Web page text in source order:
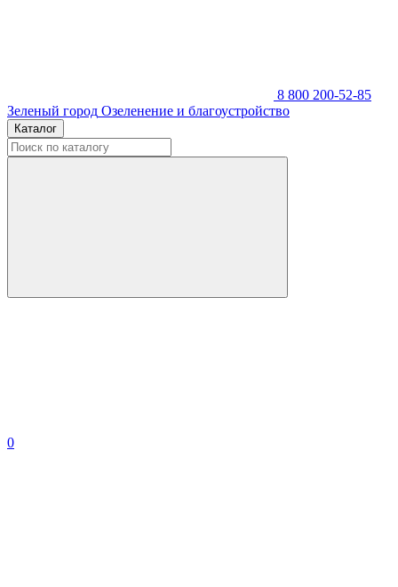
8 800 200-52-85
Зеленый город Озеленение и благоустройство
Каталог
0